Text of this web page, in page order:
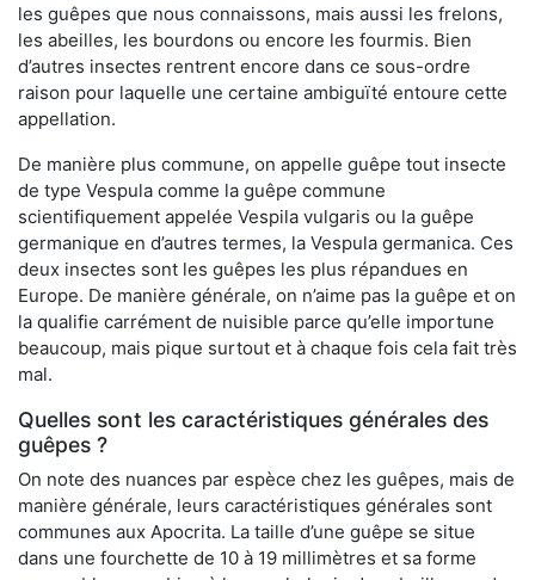
les guêpes que nous connaissons, mais aussi les frelons,
les abeilles, les bourdons ou encore les fourmis. Bien
d’autres insectes rentrent encore dans ce sous-ordre
raison pour laquelle une certaine ambiguïté entoure cette
appellation.
De manière plus commune, on appelle guêpe tout insecte
de type Vespula comme la guêpe commune
scientifiquement appelée Vespila vulgaris ou la guêpe
germanique en d’autres termes, la Vespula germanica. Ces
deux insectes sont les guêpes les plus répandues en
Europe. De manière générale, on n’aime pas la guêpe et on
la qualifie carrément de nuisible parce qu’elle importune
beaucoup, mais pique surtout et à chaque fois cela fait très
mal.
Quelles sont les caractéristiques générales des
guêpes ?
On note des nuances par espèce chez les guêpes, mais de
manière générale, leurs caractéristiques générales sont
communes aux Apocrita. La taille d’une guêpe se situe
dans une fourchette de 10 à 19 millimètres et sa forme